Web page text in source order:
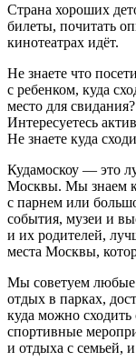
Страна хороших
билеты, почитать
кинотеатрах идёт.
Не знаете что
с ребенком, куда
место для
Интересуетесь
Не знаете куда
Кудамоскоу — это
Москвы. Мы знаем
с парнем или
события, музеи и
и их родителей,
места Москвы,
Мы советуем
отдых в парках,
куда можно сходить
спортивные
и отдыха с семьей,